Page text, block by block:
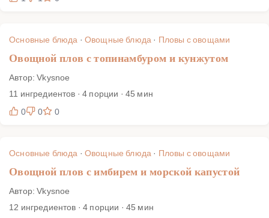
Основные блюда · Овощные блюда · Пловы с овощами
Овощной плов с топинамбуром и кунжутом
Автор: Vkysnoe
11 ингредиентов · 4 порции · 45 мин
0
0 0
Основные блюда · Овощные блюда · Пловы с овощами
Овощной плов с имбирем и морской капустой
Автор: Vkysnoe
12 ингредиентов · 4 порции · 45 мин